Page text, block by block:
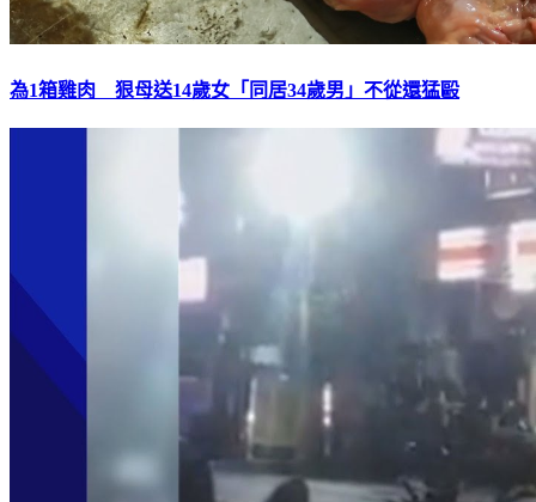
為1箱雞肉 狠母送14歲女「同居34歲男」不從還猛毆